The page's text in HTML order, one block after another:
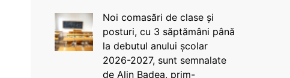
Noi comasări de clase și
posturi, cu 3 săptămâni până
la debutul anului școlar
2026-2027, sunt semnalate
de Alin Badea, prim-